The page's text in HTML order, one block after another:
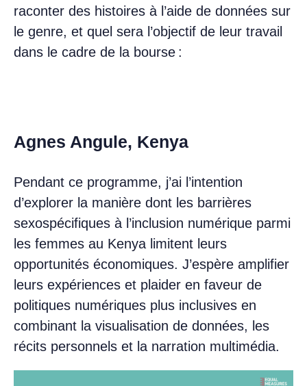
raconter des histoires à l’aide de données sur
le genre, et quel sera l’objectif de leur travail
dans le cadre de la bourse :
Agnes Angule, Kenya
Pendant ce programme, j’ai l’intention
d’explorer la manière dont les barrières
sexospécifiques à l’inclusion numérique parmi
les femmes au Kenya limitent leurs
opportunités économiques. J’espère amplifier
leurs expériences et plaider en faveur de
politiques numériques plus inclusives en
combinant la visualisation de données, les
récits personnels et la narration multimédia.